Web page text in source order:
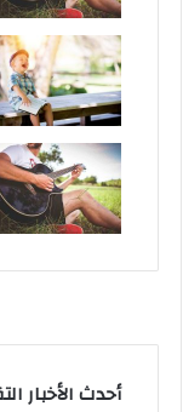
أحدث الأخبار